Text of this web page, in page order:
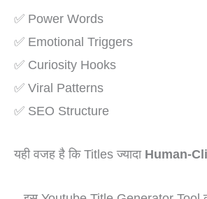
✅ Power Words
✅ Emotional Triggers
✅ Curiosity Hooks
✅ Viral Patterns
✅ SEO Structure
यही वजह है कि Titles ज्यादा Human-